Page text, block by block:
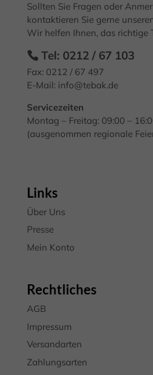
Sollten Sie Fragen oder
kontaktieren Sie gerne
Wir helfen Ihnen, das richtige
Tel: 0212 / 67 103
Fax: 0212 / 67 497
E-Mail: info@tebak.de
Servicezeiten
Montag – Freitag: 09:00 –
(ausgenommen regionale
Links
Über Uns
Presse
Mein Konto
Rechtliches
AGB
Impressum
Versandarten
Zahlungsarten
Cookie-Informationen